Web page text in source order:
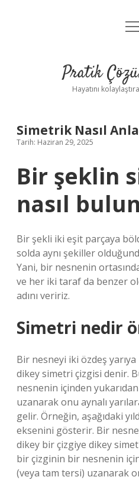
Yasal
Pratik
Hayatını
Simetrik Nasıl
Tarih: Haziran 29, 2025
Bir şeklin
nasıl
Bir şekli iki eşit parçaya
solda aynı şekiller
Yani, bir nesnenin
ve her iki taraf da benzer
adını veririz.
Simetri nedir
Bir nesneyi iki özdeş
dikey simetri çizgisi denir.
nesnenin içinden
uzanarak onu aynalı
gelir. Örneğin, aşağıdaki
eksenini gösterir. Bir
dikey bir çizgiye dikey
bir çizginin bir nesnenin
(veya tam tersi) uzanarak